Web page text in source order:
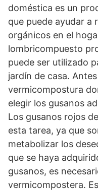
doméstica es un
que puede ayudar a
orgánicos en el
lombricompuesto
puede ser utilizado
jardín de casa.
vermicompostura
elegir los gusanos
Los gusanos rojos
esta tarea, ya que
metabolizar los
que se haya
gusanos, es
vermicompostera.